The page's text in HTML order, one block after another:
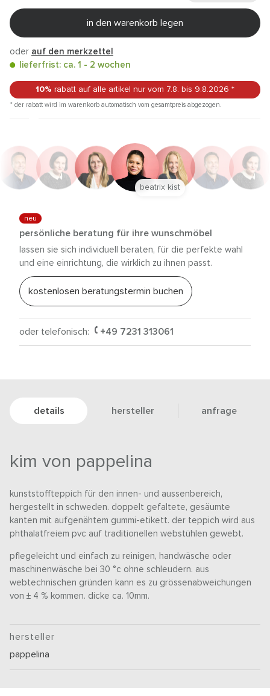
in den warenkorb legen
oder auf den merkzettel
lieferfrist: ca. 1 - 2 wochen
10% rabatt auf alle artikel nur vom 7.8. bis 9.8.2026 *
* der rabatt wird im warenkorb automatisch vom gesamtpreis abgezogen.
neu
persönliche beratung für ihre wunschmöbel
lassen sie sich individuell beraten, für die perfekte wahl
und eine einrichtung, die wirklich zu ihnen passt.
kostenlosen beratungstermin buchen
oder telefonisch: +49 7231 313061
beatrix kist
details hersteller anfrage
kim von pappelina
kunststoffteppich für den innen- und aussenbereich,
hergestellt in schweden. doppelt gefaltete, gesäumte
kanten mit aufgenähtem gummi-etikett. der teppich wird aus
phthalatfreiem pvc auf traditionellen webstühlen gewebt.
pflegeleicht und einfach zu reinigen, handwäsche oder
maschinenwäsche bei 30 °c ohne schleudern. aus
webtechnischen gründen kann es zu grössenabweichungen
von ± 4 % kommen. dicke ca. 10mm.
hersteller
pappelina